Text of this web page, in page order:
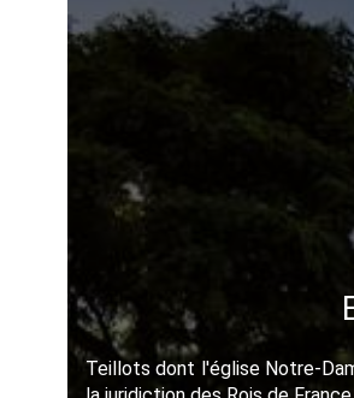
Teillots dont l'église Notre-